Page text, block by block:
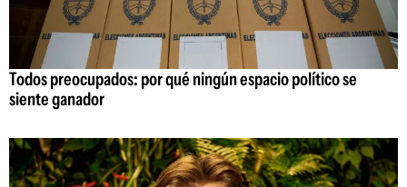
Todos preocupados: por qué ningún espacio político se
siente ganador